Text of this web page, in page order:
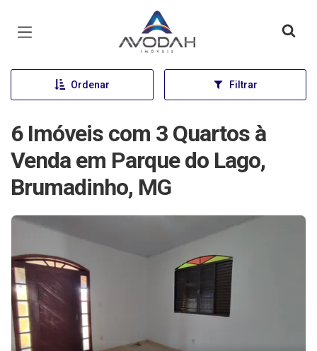
Página inicial
Ordenar Filtrar
6 Imóveis com 3 Quartos à
Venda em Parque do Lago,
Brumadinho, MG